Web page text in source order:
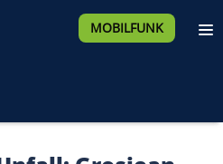
MOBILFUNK